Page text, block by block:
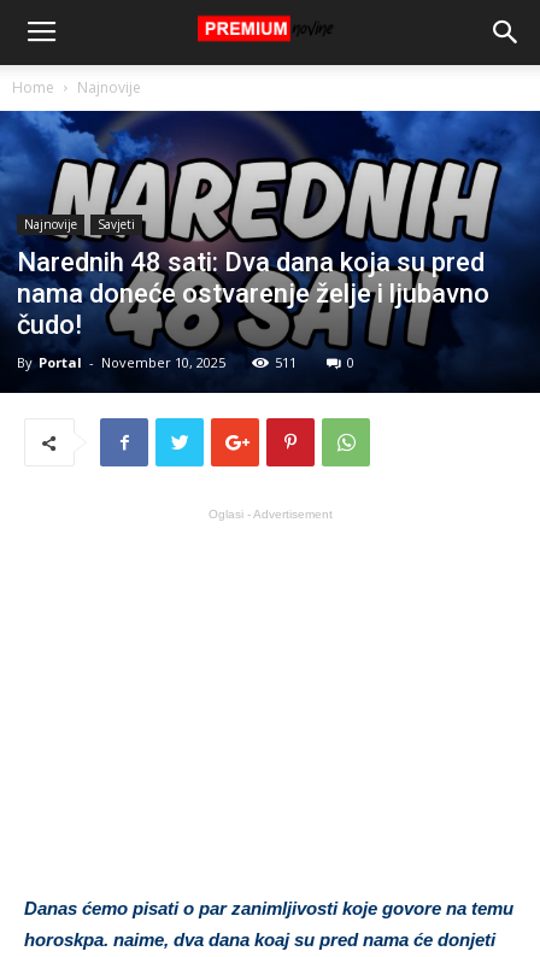
Home Najnovije
Najnovije Savjeti
Narednih 48 sati: Dva dana koja su pred
nama doneće ostvarenje želje i ljubavno
čudo!
By Portal - November 10, 2025 511 0
Oglasi - Advertisement
Danas ćemo pisati o par zanimljivosti koje govore na temu
horoskpa. naime, dva dana koaj su pred nama će donjeti